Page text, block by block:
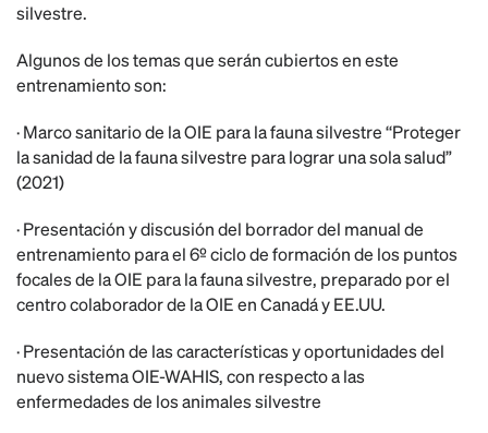
silvestre.
Algunos de los temas que serán cubiertos en este
entrenamiento son:
· Marco sanitario de la OIE para la fauna silvestre ‘‘Proteger
la sanidad de la fauna silvestre para lograr una sola salud”
(2021)
· Presentación y discusión del borrador del manual de
entrenamiento para el 6º ciclo de formación de los puntos
focales de la OIE para la fauna silvestre, preparado por el
centro colaborador de la OIE en Canadá y EE.UU.
· Presentación de las características y oportunidades del
nuevo sistema OIE-WAHIS, con respecto a las
enfermedades de los animales silvestre